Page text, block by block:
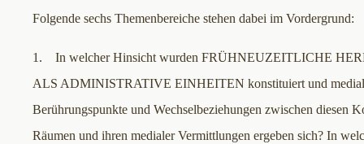
Folgende sechs Themenbereiche stehen dabei im Vordergrund:
1. In welcher Hinsicht wurden FRÜHNEUZEITLICHE
ALS ADMINISTRATIVE EINHEITEN konstituiert und medial
Berührungspunkte und Wechselbeziehungen zwischen diesen
Räumen und ihren medialer Vermittlungen ergeben sich? In